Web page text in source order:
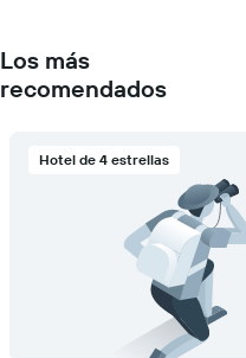
Los más
recomendados
Hotel de 4 estrellas